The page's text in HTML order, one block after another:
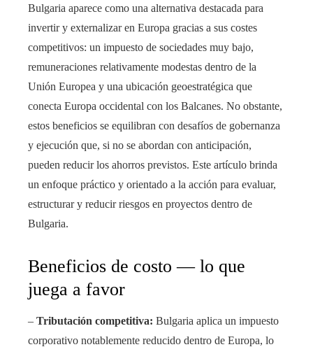
Bulgaria aparece como una alternativa destacada para
invertir y externalizar en Europa gracias a sus costes
competitivos: un impuesto de sociedades muy bajo,
remuneraciones relativamente modestas dentro de la
Unión Europea y una ubicación geoestratégica que
conecta Europa occidental con los Balcanes. No obstante,
estos beneficios se equilibran con desafíos de gobernanza
y ejecución que, si no se abordan con anticipación,
pueden reducir los ahorros previstos. Este artículo brinda
un enfoque práctico y orientado a la acción para evaluar,
estructurar y reducir riesgos en proyectos dentro de
Bulgaria.
Beneficios de costo — lo que
juega a favor
– Tributación competitiva: Bulgaria aplica un impuesto
corporativo notablemente reducido dentro de Europa, lo